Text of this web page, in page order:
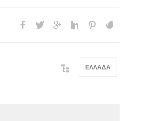
ΕΛΛΑΔΑ